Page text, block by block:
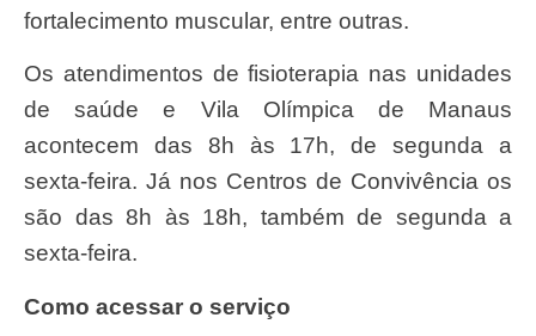
fortalecimento muscular, entre outras.
Os atendimentos de fisioterapia nas unidades
de saúde e Vila Olímpica de Manaus
acontecem das 8h às 17h, de segunda a
sexta-feira. Já nos Centros de Convivência os
são das 8h às 18h, também de segunda a
sexta-feira.
Como acessar o serviço